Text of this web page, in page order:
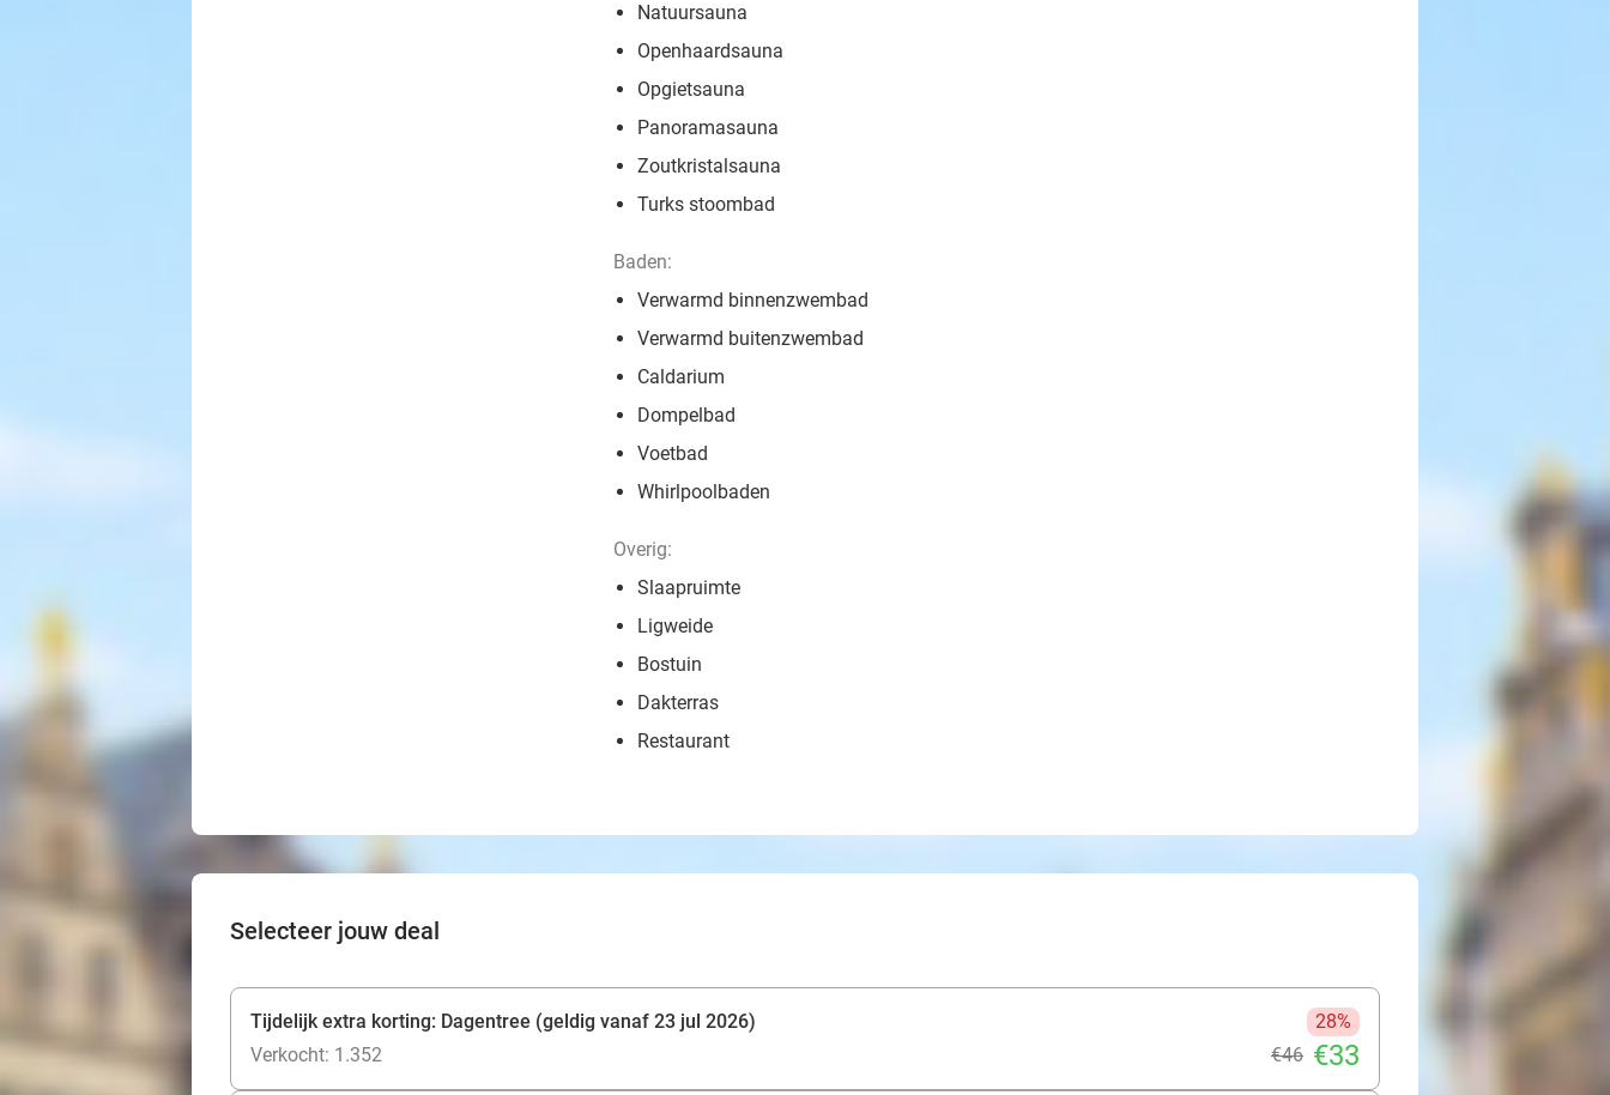
Natuursauna
Openhaardsauna
Opgietsauna
Panoramasauna
Zoutkristalsauna
Turks stoombad
Baden:
Verwarmd binnenzwembad
Verwarmd buitenzwembad
Caldarium
Dompelbad
Voetbad
Whirlpoolbaden
Overig:
Slaapruimte
Ligweide
Bostuin
Dakterras
Restaurant
Selecteer jouw deal
Tijdelijk extra korting: Dagentree (geldig vanaf 23 jul 2026)
28%
Verkocht: 1.352
€46 €33